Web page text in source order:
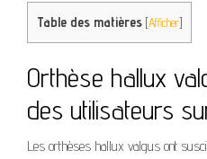
Table des matières [Afficher]
Orthèse hallux
des utilisateurs
Les orthèses hallux valgus ont